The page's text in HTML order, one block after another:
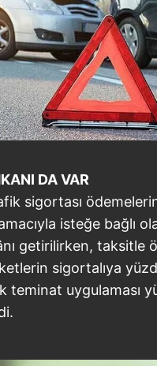
DAVAR
sigortası
isteğe bağlı
getirilirken, taksitle
sigortalıya
teminat uygulaması